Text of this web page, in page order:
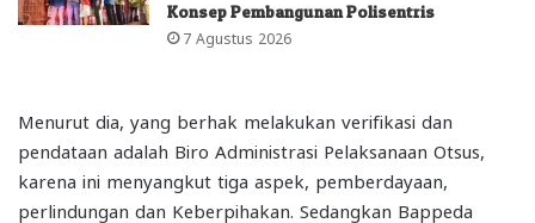
Konsep Pembangunan Polisentris
7 Agustus 2026
Menurut dia, yang berhak melakukan verifikasi dan
pendataan adalah Biro Administrasi Pelaksanaan Otsus,
karena ini menyangkut tiga aspek, pemberdayaan,
perlindungan dan Keberpihakan. Sedangkan Bappeda